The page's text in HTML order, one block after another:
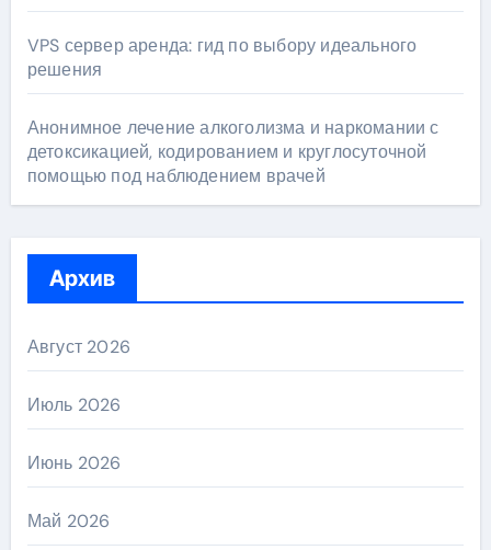
VPS сервер аренда: гид по выбору идеального
решения
Анонимное лечение алкоголизма и наркомании с
детоксикацией, кодированием и круглосуточной
помощью под наблюдением врачей
Архив
Август 2026
Июль 2026
Июнь 2026
Май 2026